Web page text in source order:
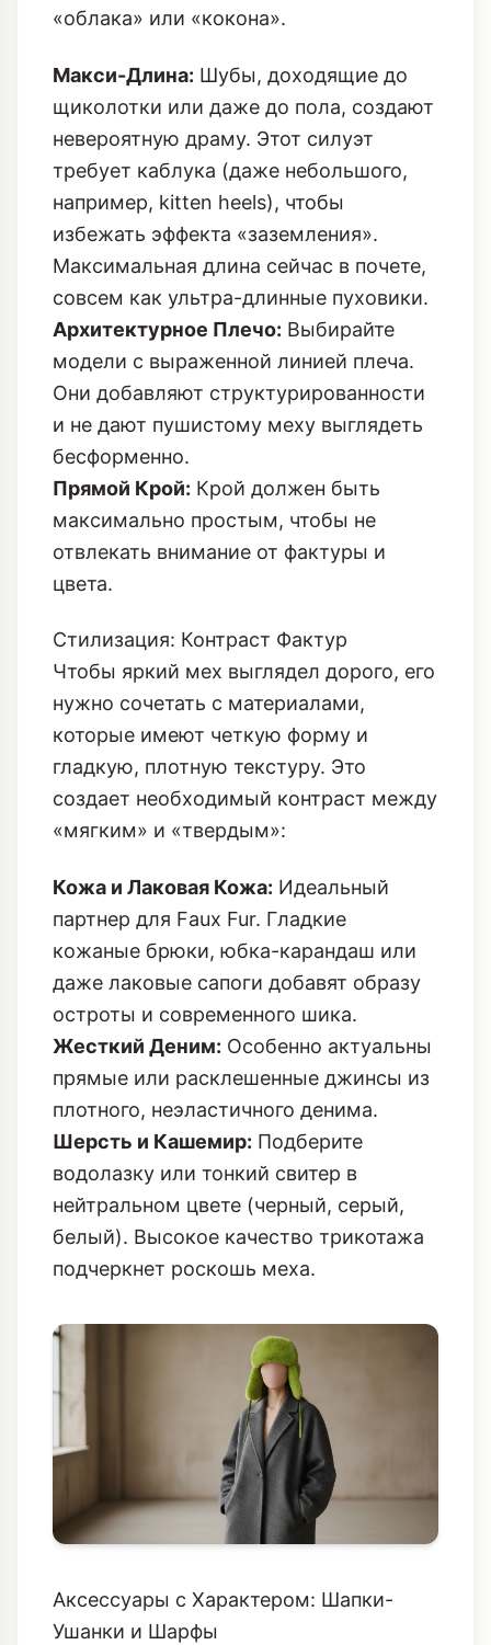
«облака» или «кокона».
Макси-Длина: Шубы, доходящие до
щиколотки или даже до пола, создают
невероятную драму. Этот силуэт
требует каблука (даже небольшого,
например, kitten heels), чтобы
избежать эффекта «заземления».
Максимальная длина сейчас в почете,
совсем как ультра-длинные пуховики.
Архитектурное Плечо: Выбирайте
модели с выраженной линией плеча.
Они добавляют структурированности
и не дают пушистому меху выглядеть
бесформенно.
Прямой Крой: Крой должен быть
максимально простым, чтобы не
отвлекать внимание от фактуры и
цвета.
Стилизация: Контраст Фактур
Чтобы яркий мех выглядел дорого, его
нужно сочетать с материалами,
которые имеют четкую форму и
гладкую, плотную текстуру. Это
создает необходимый контраст между
«мягким» и «твердым»:
Кожа и Лаковая Кожа: Идеальный
партнер для Faux Fur. Гладкие
кожаные брюки, юбка-карандаш или
даже лаковые сапоги добавят образу
остроты и современного шика.
Жесткий Деним: Особенно актуальны
прямые или расклешенные джинсы из
плотного, неэластичного денима.
Шерсть и Кашемир: Подберите
водолазку или тонкий свитер в
нейтральном цвете (черный, серый,
белый). Высокое качество трикотажа
подчеркнет роскошь меха.
Аксессуары с Характером: Шапки-
Ушанки и Шарфы